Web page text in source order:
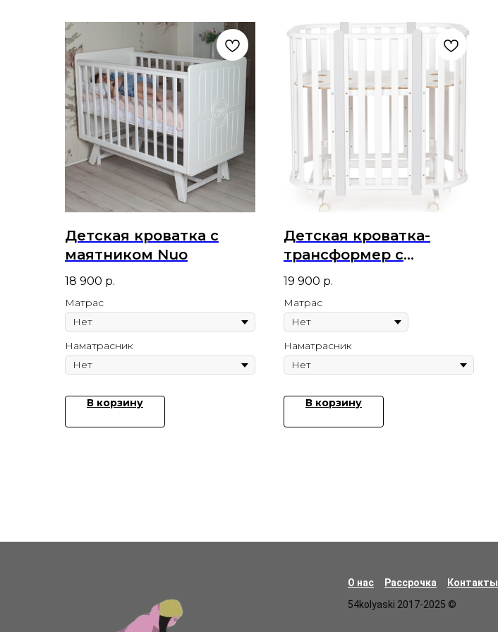
Детская кроватка с
маятником Nuo
18 900 р.
Матрас
Наматрасник
В корзину
Детская кроватка-
трансформер с
маятником Pal
19 900 р.
Матрас
Наматрасник
В корзину
О нас Рассрочка Контакты
54kolyaski 2017-2025 ©